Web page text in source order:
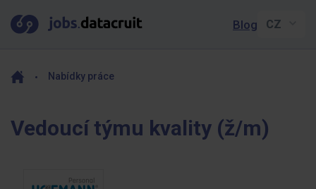
Blog
Nabídky práce
Vedoucí týmu kvality (ž/m)